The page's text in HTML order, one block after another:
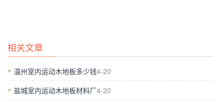
确保木地板是干足水以停止冲洗。不记得停止窗通风。如果胶水
干燥时，它会变得更加干燥和脆弱。体育馆木地板基本上是防水
相关文章
温州室内运动木地板多少钱4-20
盐城室内运动木地板材料厂4-20